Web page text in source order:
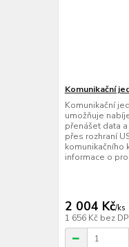
Komunikační
Komunikační
umožňuje
přenášet data
přes rozhraní
komunikačního
informace o
2 004 Kč/ks
1 656 Kč bez